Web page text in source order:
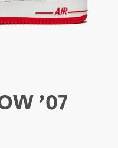
'07